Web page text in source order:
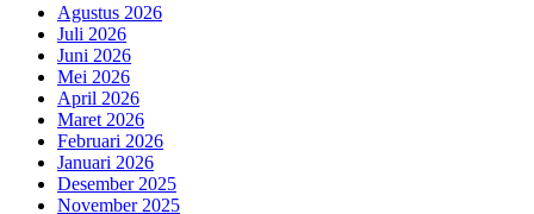
Agustus 2026
Juli 2026
Juni 2026
Mei 2026
April 2026
Maret 2026
Februari 2026
Januari 2026
Desember 2025
November 2025